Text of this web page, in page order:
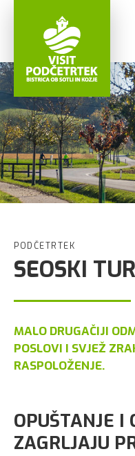
PODČETRTEK
SEOSKI
MALO DRUGAČIJI
POSLOVI I SVJEŽ
RASPOLOŽENJE.
OPUŠTANJE I
ZAGRLJAJU